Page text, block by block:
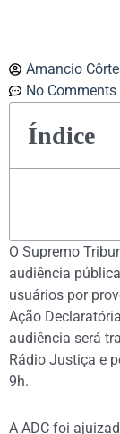
Amancio
No Comments
Índice
O Supremo
audiência
usuários por
Ação
audiência será
Rádio Justiça e
9h.
A ADC foi